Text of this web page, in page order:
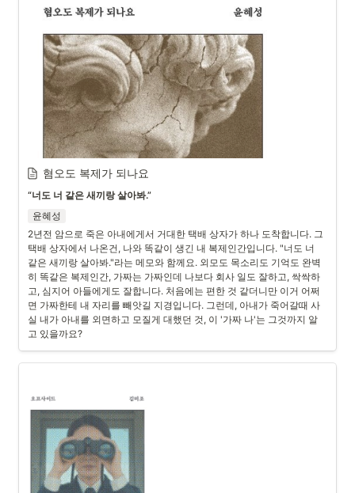
혐오도 복제가 되나요
“너도 너 같은 새끼랑 살아봐.”
윤혜성
2년전 암으로 죽은 아내에게서 거대한 택배 상자가 하나 도착합니다. 그
택배 상자에서 나온건, 나와 똑같이 생긴 내 복제인간입니다. "너도 너
같은 새끼랑 살아봐."라는 메모와 함께요. 외모도 목소리도 기억도 완벽
히 똑같은 복제인간, 가짜는 가짜인데 나보다 회사 일도 잘하고, 싹싹하
고, 심지어 아들에게도 잘합니다. 처음에는 편한 것 같더니만 이거 어쩌
면 가짜한테 내 자리를 빼앗길 지경입니다. 그런데, 아내가 죽어갈때 사
실 내가 아내를 외면하고 모질게 대했던 것, 이 '가짜 나'는 그것까지 알
고 있을까요?